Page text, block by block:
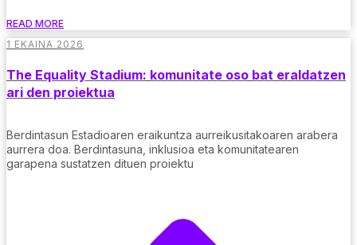
READ MORE
1 EKAINA 2026
The Equality Stadium: komunitate oso bat eraldatzen
ari den proiektua
Berdintasun Estadioaren eraikuntza aurreikusitakoaren arabera
aurrera doa. Berdintasuna, inklusioa eta komunitatearen
garapena sustatzen dituen proiektu